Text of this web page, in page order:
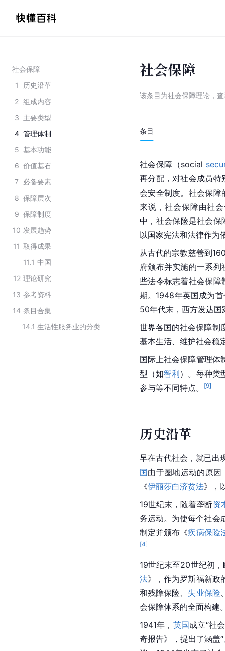
社会保障
1
历史沿革
2 组成内容
3 主要类型
4 管理体制
5 基本功能
6 价值基石
7
必备要素
8 保障层次
9 保障制度
10 发展趋势
11 取得成果
11.1 中国
12 理论研究
13 参考资料
14 条目合集
14.1 生活性服务业的分类
社会保障
该条目为社会保障理论 ，
条目
社会保障（social
再分配，对社会成员特
会安全制度。社会保
来说，社会保障由社
中，社会保险是社会保
以国家宪法和法律作为
从古代的宗教慈善到
府颁布并实施的一系
些法令标志着社会保障
期。1948年英国成为
50年代末，西方发达
世界各国的社会保障制
基本生活、维护社会稳
国际上社会保障管理体
型（如智利）。每种类
参与等不同特点。
[9]
历史沿革
早在古代社会，就已出
国由于圈地运动的原
《伊丽莎白济贫法》，
19世纪末，随着垄断资
务运动。为使每个社会
制定并颁布《疾病保险
[4]
19世纪末至20世纪初
法》，作为罗斯福新政
和残障保险、 失业保险
会保障体系的全面构建
1941年， 英国成立“社
奇报告》，提出了涵盖